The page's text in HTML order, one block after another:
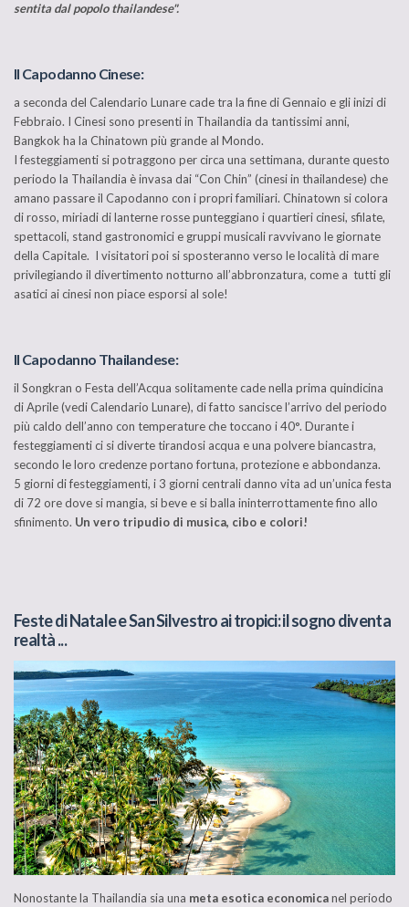
sentita dal popolo thailandese".
Il Capodanno Cinese:
a seconda del Calendario Lunare cade tra la fine di Gennaio e gli inizi di
Febbraio. I Cinesi sono presenti in Thailandia da tantissimi anni,
Bangkok ha la Chinatown più grande al Mondo.
I festeggiamenti si potraggono per circa una settimana, durante questo
periodo la Thailandia è invasa dai “Con Chin” (cinesi in thailandese) che
amano passare il Capodanno con i propri familiari. Chinatown si colora
di rosso, miriadi di lanterne rosse punteggiano i quartieri cinesi, sfilate,
spettacoli, stand gastronomici e gruppi musicali ravvivano le giornate
della Capitale. I visitatori poi si sposteranno verso le località di mare
privilegiando il divertimento notturno all’abbronzatura, come a tutti gli
asatici ai cinesi non piace esporsi al sole!
Il Capodanno Thailandese:
il Songkran o Festa dell’Acqua solitamente cade nella prima quindicina
di Aprile (vedi Calendario Lunare), di fatto sancisce l’arrivo del periodo
più caldo dell’anno con temperature che toccano i 40°. Durante i
festeggiamenti ci si diverte tirandosi acqua e una polvere biancastra,
secondo le loro credenze portano fortuna, protezione e abbondanza.
5 giorni di festeggiamenti, i 3 giorni centrali danno vita ad un’unica festa
di 72 ore dove si mangia, si beve e si balla ininterrottamente fino allo
sfinimento. Un vero tripudio di musica, cibo e colori!
Feste di Natale e San Silvestro ai tropici: il sogno diventa
realtà ...
Nonostante la Thailandia sia una meta esotica economicanel periodo